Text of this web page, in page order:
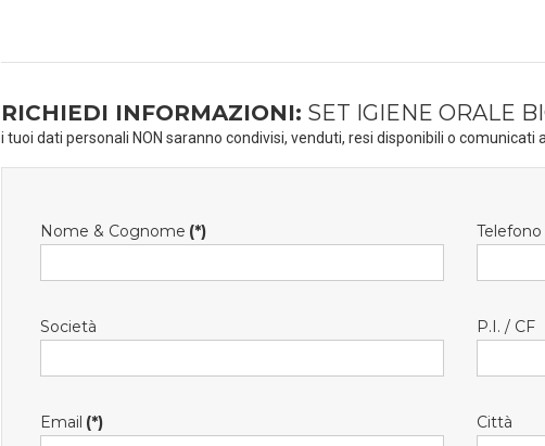
RICHIEDI INFORMAZIONI: SET IGIENE ORALE
i tuoi dati personali NON saranno condivisi, venduti, resi disponibili o comunicati
Nome & Cognome (*) Telefono
Società P.I. / CF
Email (*) Città